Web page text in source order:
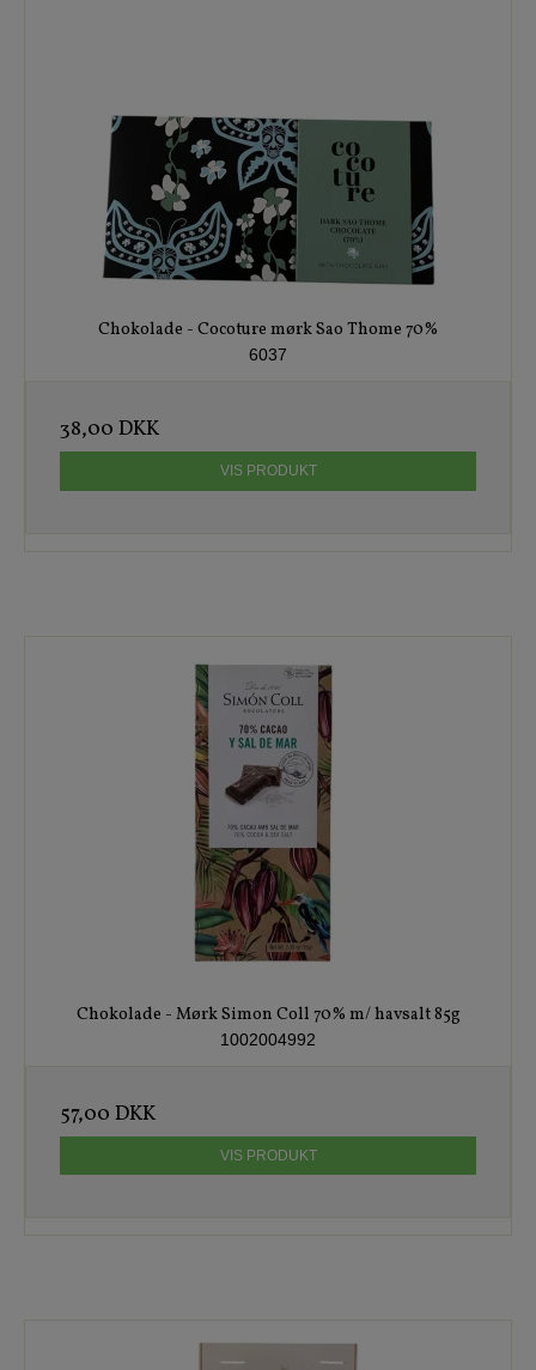
Chokolade - Cocoture mørk Sao Thome 70%
6037
38,00 DKK
VIS PRODUKT
Chokolade - Mørk Simon Coll 70% m/ havsalt 85g
1002004992
57,00 DKK
VIS PRODUKT